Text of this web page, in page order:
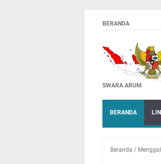
BERANDA
SWARA ARUM
BERANDA
Beranda /